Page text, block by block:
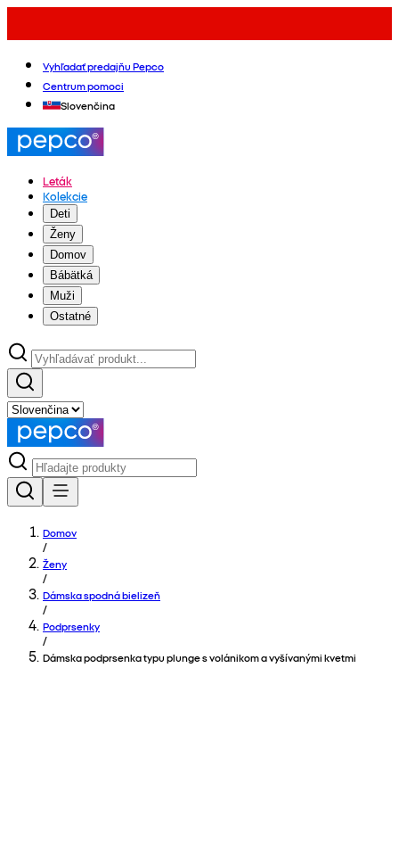
Vyhľadať predajňu Pepco
Centrum pomoci
Slovenčina
Leták
Kolekcie
Deti
Ženy
Domov
Bábätká
Muži
Ostatné
Domov
/
Ženy
/
Dámska spodná bielizeň
/
Podprsenky
/
Dámska podprsenka typu plunge s volánikom a vyšívanými kvetmi